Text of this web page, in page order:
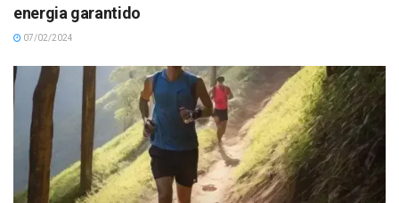
energia garantido
07/02/2024